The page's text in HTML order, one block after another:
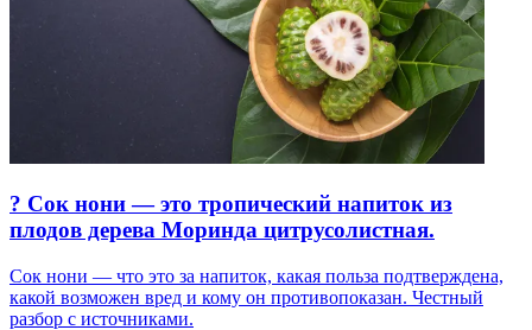
? Сок нони — это тропический напиток из
плодов дерева Моринда цитрусолистная.
Сок нони — что это за напиток, какая польза подтверждена,
какой возможен вред и кому он противопоказан. Честный
разбор с источниками.